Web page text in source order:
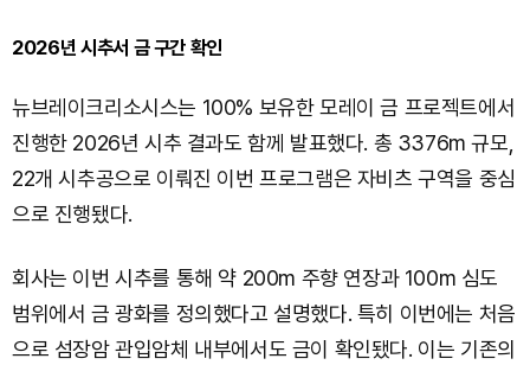
2026년 시추서 금 구간 확인
뉴브레이크리소시스는 100% 보유한 모레이 금 프로젝트에서
진행한 2026년 시추 결과도 함께 발표했다. 총 3376m 규모,
22개 시추공으로 이뤄진 이번 프로그램은 자비츠 구역을 중심
으로 진행됐다.
회사는 이번 시추를 통해 약 200m 주향 연장과 100m 심도
범위에서 금 광화를 정의했다고 설명했다. 특히 이번에는 처음
으로 섬장암 관입암체 내부에서도 금이 확인됐다. 이는 기존의